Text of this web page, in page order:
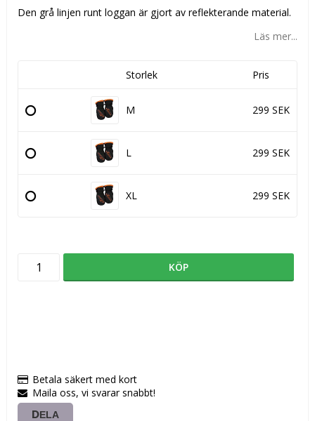
Den grå linjen runt loggan är gjort av reflekterande material.
Läs mer...
Storlek Pris
M 299 SEK
L 299 SEK
XL 299 SEK
KÖP
Betala säkert med kort
Maila oss, vi svarar snabbt!
DELA